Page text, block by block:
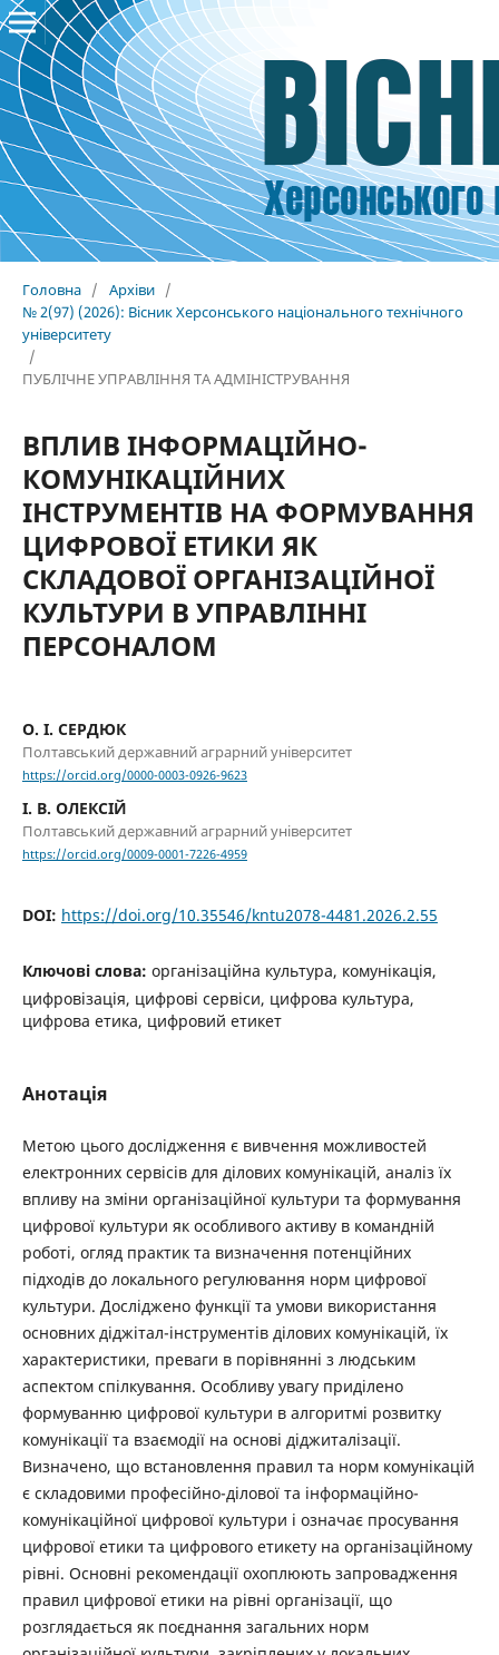
Головна / Архіви /
№ 2(97) (2026): Вісник Херсонського національного технічного
університету
/
ПУБЛІЧНЕ УПРАВЛІННЯ ТА АДМІНІСТРУВАННЯ
ВПЛИВ ІНФОРМАЦІЙНО-
КОМУНІКАЦІЙНИХ
ІНСТРУМЕНТІВ НА ФОРМУВАННЯ
ЦИФРОВОЇ ЕТИКИ ЯК
СКЛАДОВОЇ ОРГАНІЗАЦІЙНОЇ
КУЛЬТУРИ В УПРАВЛІННІ
ПЕРСОНАЛОМ
О. І. СЕРДЮК
Полтавський державний аграрний університет
https://orcid.org/0000-0003-0926-9623
І. В. ОЛЕКСІЙ
Полтавський державний аграрний університет
https://orcid.org/0009-0001-7226-4959
DOI: https://doi.org/10.35546/kntu2078-4481.2026.2.55
Ключові слова: організаційна культура, комунікація,
цифровізація, цифрові сервіси, цифрова культура,
цифрова етика, цифровий етикет
Анотація
Метою цього дослідження є вивчення можливостей
електронних сервісів для ділових комунікацій, аналіз їх
впливу на зміни організаційної культури та формування
цифрової культури як особливого активу в командній
роботі, огляд практик та визначення потенційних
підходів до локального регулювання норм цифрової
культури. Досліджено функції та умови використання
основних діджітал-інструментів ділових комунікацій, їх
характеристики, преваги в порівнянні з людським
аспектом спілкування. Особливу увагу приділено
формуванню цифрової культури в алгоритмі розвитку
комунікації та взаємодії на основі діджиталізації.
Визначено, що встановлення правил та норм комунікацій
є складовими професійно-ділової та інформаційно-
комунікаційної цифрової культури і означає просування
цифрової етики та цифрового етикету на організаційному
рівні. Основні рекомендації охоплюють запровадження
правил цифрової етики на рівні організації, що
розглядається як поєднання загальних норм